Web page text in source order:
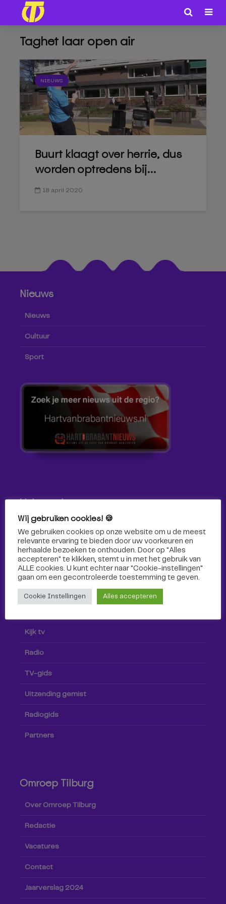
Taghet laar open air
NIEUWS
Buurt klaagt over herrie, dus
worden optredens bij...
18 april 2020
Nieuws
Nieuws
Cultuur
Sport
Volg ons!
Volg Omroep Tilburg niet alleen hier, maar ook via social
media!
Kijk tv
Radio
TV-gids
Uitzending gemist
Radiogids
Partners
Omroep Tilburg
Over Omroep Tilburg
Redactie
Vacatures
Contact
Jaarverslag 2024
Wij gebruiken cookies! 🍪
We gebruiken cookies op onze website om u de meest
relevante ervaring te bieden door uw voorkeuren en
herhaalde bezoeken te onthouden. Door op "Alles
accepteren" te klikken, stemt u in met het gebruik van
ALLE cookies. U kunt echter naar "Cookie-instellingen"
gaan om een ​​gecontroleerde toestemming te geven.
Cookie Instellingen Alles accepteren